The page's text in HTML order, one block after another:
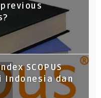
SCOPUS
Indonesia dan